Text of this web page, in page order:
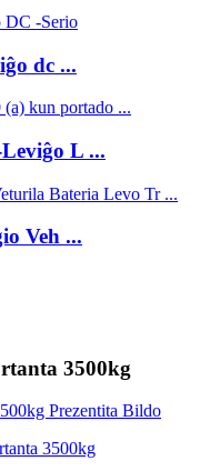
dc ...
L ...
Veh ...
3500kg